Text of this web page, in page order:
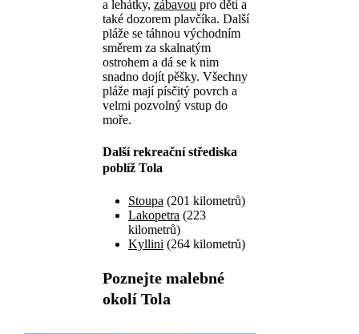
a lehátky, zábavou pro děti a
také dozorem plavčíka. Další
pláže se táhnou východním
směrem za skalnatým
ostrohem a dá se k nim
snadno dojít pěšky. Všechny
pláže mají písčitý povrch a
velmi pozvolný vstup do
moře.
Další rekreační střediska
poblíž Tola
Stoupa (201 kilometrů)
Lakopetra (223
kilometrů)
Kyllini (264 kilometrů)
Poznejte malebné
okolí Tola